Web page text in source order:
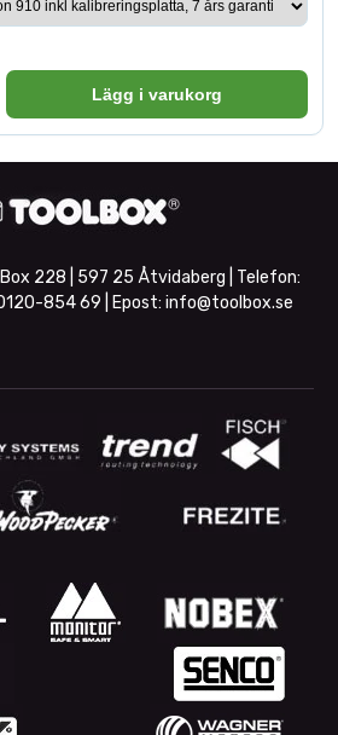
Lägg i varukorg
228 | 597 25 Åtvidaberg | Telefon:
854 69 | Epost: info@toolbox.se